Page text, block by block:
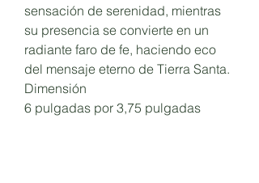
sensación de serenidad, mientras
su presencia se convierte en un
radiante faro de fe, haciendo eco
del mensaje eterno de Tierra Santa.
Dimensión
6 pulgadas por 3,75 pulgadas